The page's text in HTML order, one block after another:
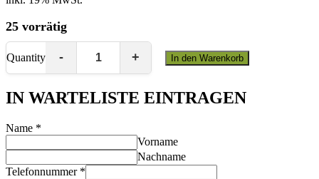
25 vorrätig
Quantity In den Warenkorb
IN WARTELISTE EINTRAGEN
Name *
Vorname
Nachname
Telefonnummer *